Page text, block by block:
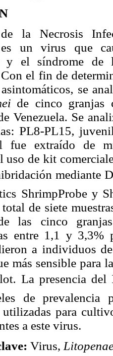
la Necrosis
un virus que
y el síndrome de
el fin de
se
de cinco granjas
Venezuela. Se
PL8-PL15,
extraído de
uso de kit
mediante
ShrimpProbe y
de siete
cinco granjas
entre 1,1 y 3,3%
a individuos
más sensible para
La presencia
de prevalencia
utilizadas para
a este virus.
Virus,